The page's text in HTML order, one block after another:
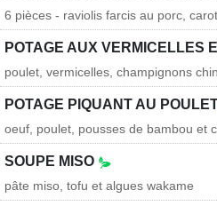
6 pièces - raviolis farcis au porc,
POTAGE AUX VERMICELLES
poulet, vermicelles, champignons
POTAGE PIQUANT AU
oeuf, poulet, pousses de bambou et
SOUPE MISO
pâte miso, tofu et algues wakame